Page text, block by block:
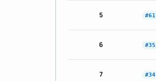
5 #61
6 #35
7 #34